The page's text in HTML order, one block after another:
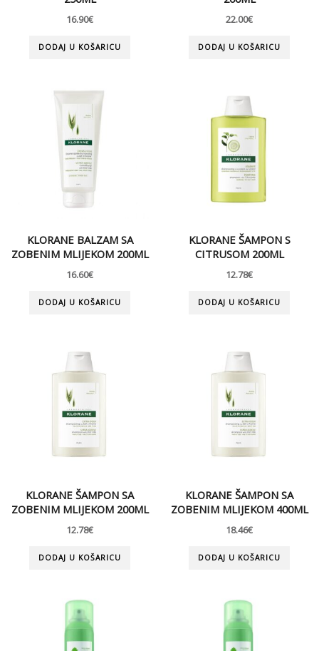
16.90€
DODAJ U KOŠARICU
22.00€
DODAJ U KOŠARICU
KLORANE BALZAM SA
ZOBENIM MLIJEKOM 200ML
16.60€
DODAJ U KOŠARICU
KLORANE ŠAMPON S
CITRUSOM 200ML
12.78€
DODAJ U KOŠARICU
KLORANE ŠAMPON SA
ZOBENIM MLIJEKOM 200ML
12.78€
DODAJ U KOŠARICU
KLORANE ŠAMPON SA
ZOBENIM MLIJEKOM 400ML
18.46€
DODAJ U KOŠARICU